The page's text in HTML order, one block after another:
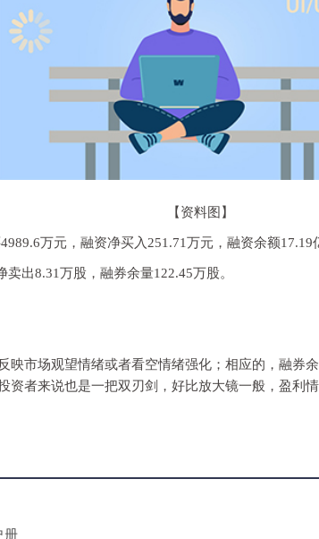
【资料图】
万元，融资净买入251.71万元，融资余额
出8.31万股，融券余量122.45万股。
映市场观望情绪或者看空情绪强化；相应的，融
者来说也是一把双刃剑，好比放大镜一般，盈利
册